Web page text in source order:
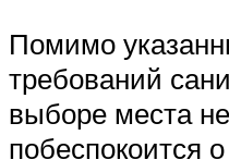
Помимо
требований
выборе места
побеспокоится